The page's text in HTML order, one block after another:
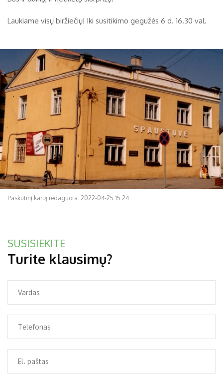
Laukiame visų biržiečių! Iki susitikimo gegužės 6 d. 16.30 val.
Paskutinį kartą redaguota: 2022-04-25 15:24
SUSISIEKITE
Turite klausimų?